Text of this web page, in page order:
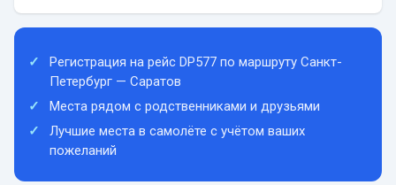
Регистрация на рейс DP577 по маршруту Санкт-
Петербург — Саратов
Места рядом с родственниками и друзьями
Лучшие места в самолёте с учётом ваших
пожеланий